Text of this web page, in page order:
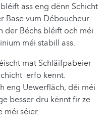
ass eng dënn Schicht
Base vum Déboucheur
der Béchs bléift och méi
méi stabill ass.
mat Schläifpabeier
erfo kennt.
eng Uewerfläch, déi méi
besser dru kënnt fir ze
méi séier.